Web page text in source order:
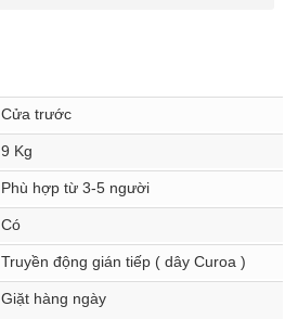
Cửa trước
9 Kg
Phù hợp từ 3-5 người
Có
Truyền động gián tiếp ( dây Curoa )
Giặt hàng ngày